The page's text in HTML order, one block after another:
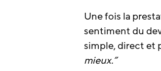
Une fois la
sentiment du
simple, direct et
mieux.”